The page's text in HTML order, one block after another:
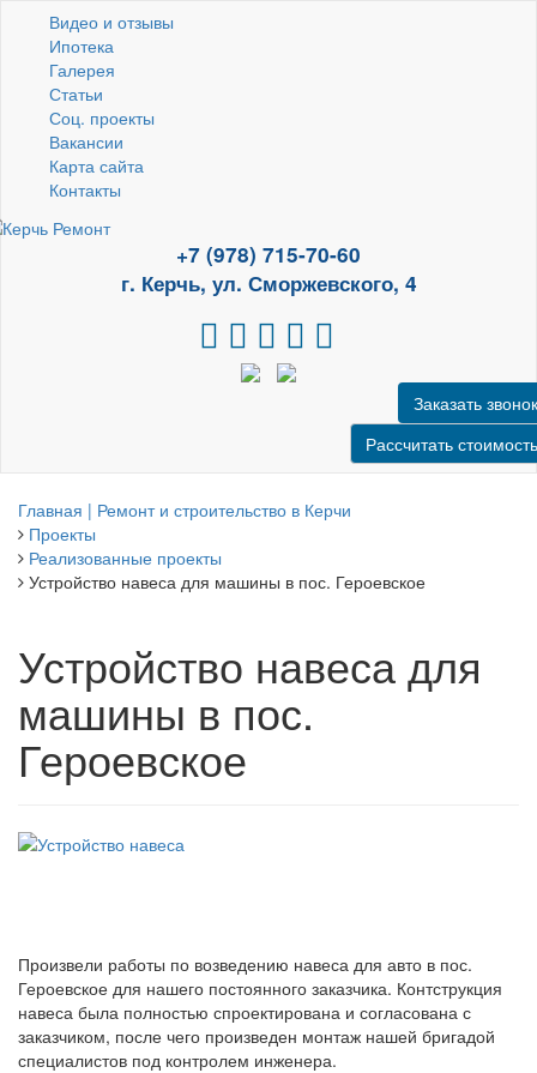
Видео и отзывы
Ипотека
Галерея
Статьи
Соц. проекты
Вакансии
Карта сайта
Контакты
+7 (978) 715-70-60
г. Керчь, ул. Сморжевского, 4
Заказать звонок
Рассчитать стоимость
Главная | Ремонт и строительство в Керчи
Проекты
Реализованные проекты
Устройство навеса для машины в пос. Героевское
Устройство навеса для
машины в пос.
Героевское
Произвели работы по возведению навеса для авто в пос.
Героевское для нашего постоянного заказчика. Контструкция
навеса была полностью спроектирована и согласована с
заказчиком, после чего произведен монтаж нашей бригадой
специалистов под контролем инженера.